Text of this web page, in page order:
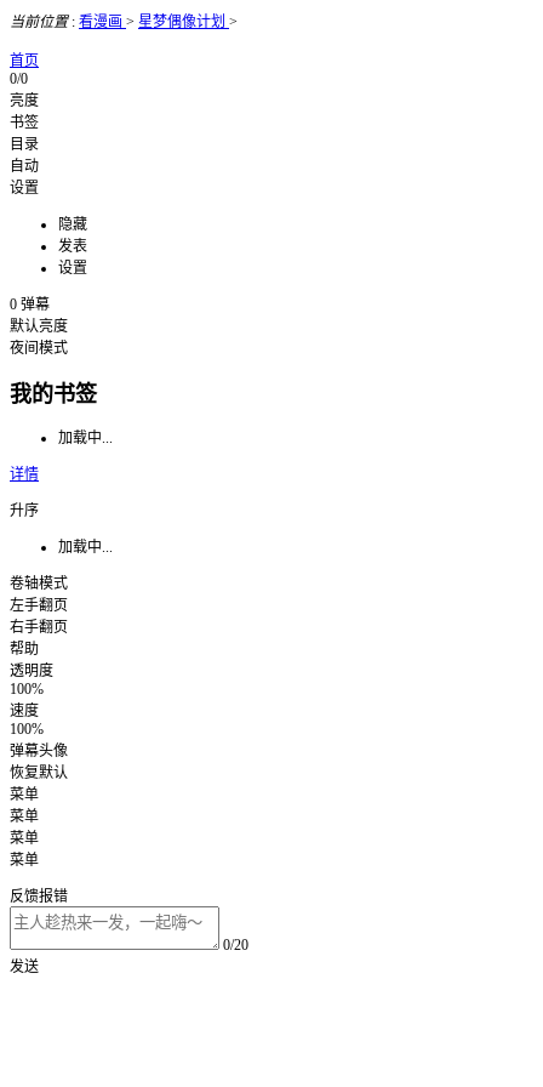
当前位置: 看漫画 > 星梦偶像计划 >
首页
0/0
亮度
书签
目录
自动
设置
隐藏
发表
设置
0 弹幕
默认亮度
夜间模式
我的书签
加载中...
详情
升序
加载中...
卷轴模式
左手翻页
右手翻页
帮助
透明度
100%
速度
100%
弹幕头像
恢复默认
菜单
菜单
菜单
菜单
反馈报错
0/20
发送